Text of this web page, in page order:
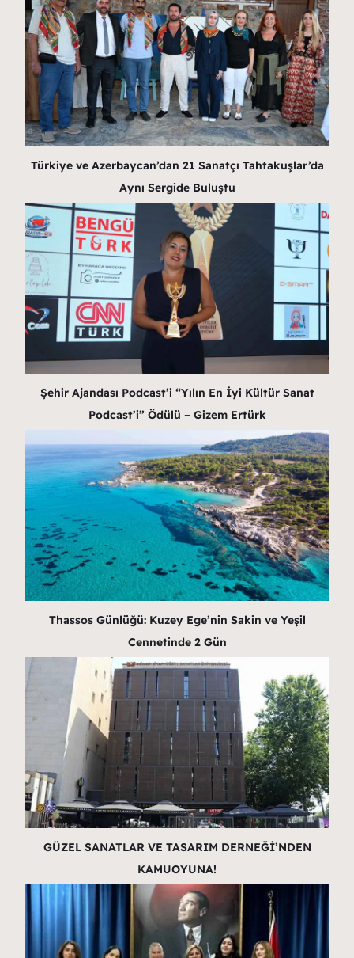
Türkiye ve Azerbaycan’dan 21 Sanatçı Tahtakuşlar’da
Aynı Sergide Buluştu
Şehir Ajandası Podcast’i “Yılın En İyi Kültür Sanat
Podcast’i” Ödülü – Gizem Ertürk
Thassos Günlüğü: Kuzey Ege’nin Sakin ve Yeşil
Cennetinde 2 Gün
GÜZEL SANATLAR VE TASARIM DERNEĞİ’NDEN
KAMUOYUNA!